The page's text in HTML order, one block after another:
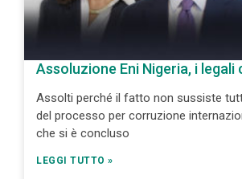
Assoluzione Eni Nigeria, i legali
Assolti perché il fatto non sussiste
del processo per corruzione
che si è concluso
LEGGI TUTTO »